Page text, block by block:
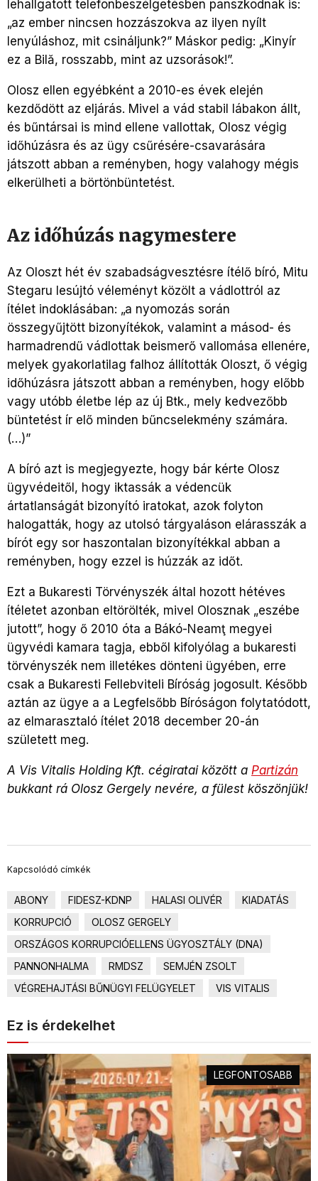
lehallgatott telefonbeszélgetésben panszkodnak is:
„az ember nincsen hozzászokva az ilyen nyílt
lenyúláshoz, mit csináljunk?” Máskor pedig: „Kinyír
ez a Bilă, rosszabb, mint az uzsorások!”.
Olosz ellen egyébként a 2010-es évek elején
kezdődött az eljárás. Mivel a vád stabil lábakon állt,
és bűntársai is mind ellene vallottak, Olosz végig
időhúzásra és az ügy csűrésére-csavarására
játszott abban a reményben, hogy valahogy mégis
elkerülheti a börtönbüntetést.
Az időhúzás nagymestere
Az Oloszt hét év szabadságvesztésre ítélő bíró, Mitu
Stegaru lesújtó véleményt közölt a vádlottról az
ítélet indoklásában: „a nyomozás során
összegyűjtött bizonyítékok, valamint a másod- és
harmadrendű vádlottak beismerő vallomása ellenére,
melyek gyakorlatilag falhoz állították Oloszt, ő végig
időhúzásra játszott abban a reményben, hogy előbb
vagy utóbb életbe lép az új Btk., mely kedvezőbb
büntetést ír elő minden bűncselekmény számára.
(…)”
A bíró azt is megjegyezte, hogy bár kérte Olosz
ügyvédeitől, hogy iktassák a védencük
ártatlanságát bizonyító iratokat, azok folyton
halogatták, hogy az utolsó tárgyaláson elárasszák a
bírót egy sor haszontalan bizonyítékkal abban a
reményben, hogy ezzel is húzzák az időt.
Ezt a Bukaresti Törvényszék által hozott hétéves
ítéletet azonban eltörölték, mivel Olosznak „eszébe
jutott”, hogy ő 2010 óta a Bákó-Neamţ megyei
ügyvédi kamara tagja, ebből kifolyólag a bukaresti
törvényszék nem illetékes dönteni ügyében, erre
csak a Bukaresti Fellebviteli Bíróság jogosult. Később
aztán az ügye a a Legfelsőbb Bíróságon folytatódott,
az elmarasztaló ítélet 2018 december 20-án
született meg.
A Vis Vitalis Holding Kft. cégiratai között a Partizán
bukkant rá Olosz Gergely nevére, a fülest köszönjük!
Kapcsolódó címkék
ABONY FIDESZ-KDNP HALASI OLIVÉR
KIADATÁS
KORRUPCIÓ
OLOSZ GERGELY
ORSZÁGOS KORRUPCIÓELLENS ÜGYOSZTÁLY (DNA)
PANNONHALMA
RMDSZ
SEMJÉN ZSOLT
VÉGREHAJTÁSI BŰNÜGYI FELÜGYELET
VIS VITALIS
Ez is érdekelhet
LEGFONTOSABB